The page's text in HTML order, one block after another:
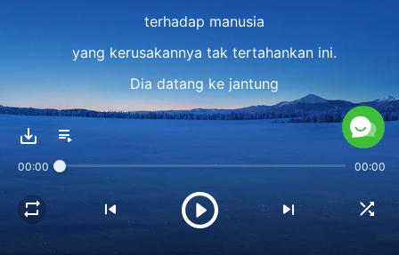
terhadap manusia
yang kerusakannya tak tertahankan ini.
Dia datang ke jantung
si naga merah yang sangat besar
sehingga semua orang
00:00 00:00